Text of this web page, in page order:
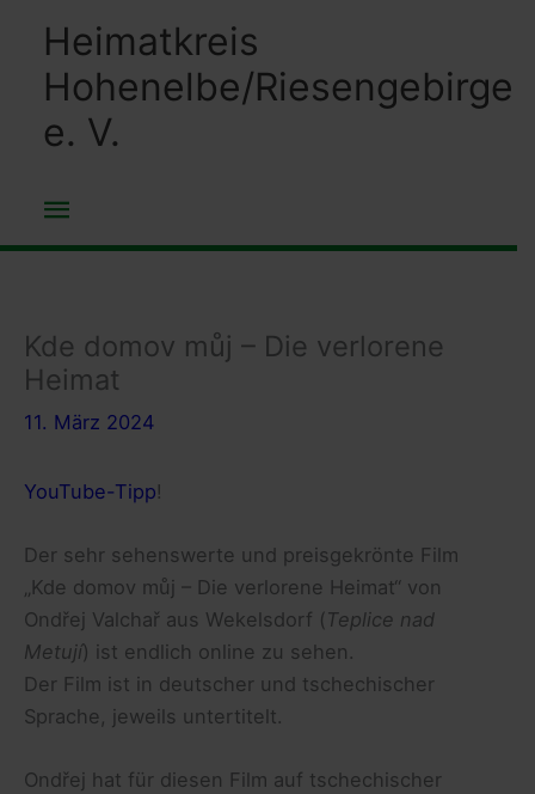
springen
Heimatkreis
Hohenelbe/Riesengebirge
e. V.
Hauptmenü
Kde domov můj – Die verlorene
Heimat
11. März 2024
YouTube-Tipp!
Der sehr sehenswerte und preisgekrönte Film
„Kde domov můj – Die verlorene Heimat“ von
Ondřej Valchař aus Wekelsdorf ( Teplice nad
Metují) ist endlich online zu sehen.
Der Film ist in deutscher und tschechischer
Sprache, jeweils untertitelt.
Ondřej hat für diesen Film auf tschechischer